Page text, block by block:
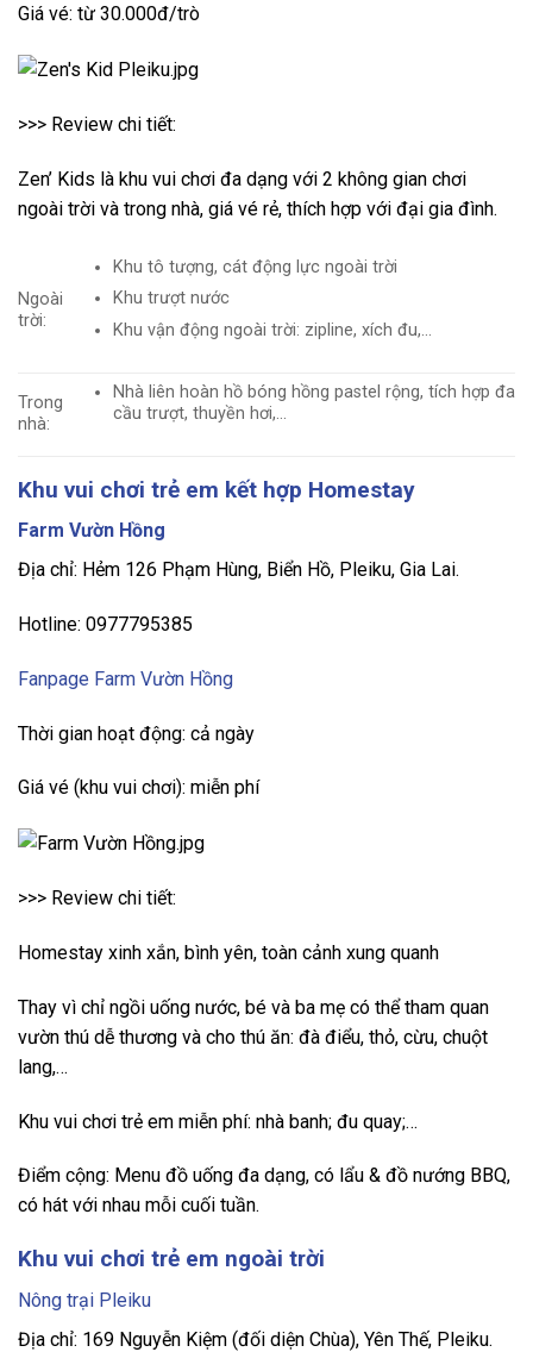
Giá vé: từ 30.000đ/trò
>>> Review chi tiết:
Zen’ Kids là khu vui chơi đa dạng với 2 không gian chơi
ngoài trời và trong nhà, giá vé rẻ, thích hợp với đại gia đình.
Ngoài
trời:
Khu tô tượng, cát động lực ngoài trời
Khu trượt nước
Khu vận động ngoài trời: zipline, xích đu,…
Trong
nhà:
Nhà liên hoàn hồ bóng hồng pastel rộng, tích hợp đa
cầu trượt, thuyền hơi,…
Khu vui chơi trẻ em kết hợp Homestay
Farm Vườn Hồng
Địa chỉ: Hẻm 126 Phạm Hùng, Biển Hồ, Pleiku, Gia Lai.
Hotline: 0977795385
Fanpage Farm Vườn Hồng
Thời gian hoạt động: cả ngày
Giá vé (khu vui chơi): miễn phí
>>> Review chi tiết:
Homestay xinh xắn, bình yên, toàn cảnh xung quanh
Thay vì chỉ ngồi uống nước, bé và ba mẹ có thể tham quan
vườn thú dễ thương và cho thú ăn: đà điểu, thỏ, cừu, chuột
lang,…
Khu vui chơi trẻ em miễn phí: nhà banh; đu quay;…
Điểm cộng: Menu đồ uống đa dạng, có lẩu & đồ nướng BBQ,
có hát với nhau mỗi cuối tuần.
Khu vui chơi trẻ em ngoài trời
Nông trại Pleiku
Địa chỉ: 169 Nguyễn Kiệm (đối diện Chùa), Yên Thế, Pleiku.